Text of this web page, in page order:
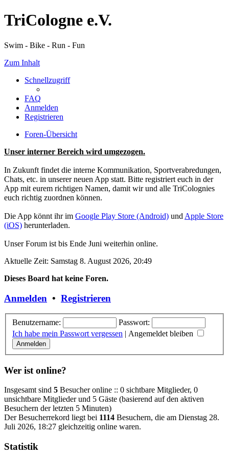
TriCologne e.V.
Swim - Bike - Run - Fun
Zum Inhalt
Schnellzugriff
FAQ
Anmelden
Registrieren
Foren-Übersicht
Unser interner Bereich wird umgezogen.
In Zukunft findet die interne Kommunikation, Sportverabredungen,
Chats, etc. in unserer neuen App statt. Bitte registriert euch in der
App mit eurem richtigen Namen, damit wir und alle TriColognies
euch richtig zuordnen können.
Die App könnt ihr im Google Play Store (Android) und Apple Store
(iOS) herunterladen.
Unser Forum ist bis Ende Juni weiterhin online.
Aktuelle Zeit: Samstag 8. August 2026, 20:49
Dieses Board hat keine Foren.
Anmelden • Registrieren
Benutzername:
Passwort:
Ich habe mein Passwort vergessen | Angemeldet bleiben
Wer ist online?
Insgesamt sind 5 Besucher online :: 0 sichtbare Mitglieder, 0
unsichtbare Mitglieder und 5 Gäste (basierend auf den aktiven
Besuchern der letzten 5 Minuten)
Der Besucherrekord liegt bei 1114 Besuchern, die am Dienstag 28.
Juli 2026, 18:27 gleichzeitig online waren.
Statistik